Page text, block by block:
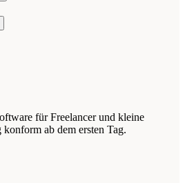
für Freelancer und kleine
ab dem ersten Tag.